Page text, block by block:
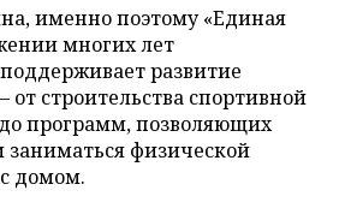
именно поэтому «Единая
многих лет
развитие
от строительства спортивной
программ, позволяющих
физической
домом.